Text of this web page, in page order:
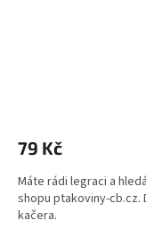
79 Kč
Máte rádi legraci a
shopu ptakoviny-cb.cz.
kačera.